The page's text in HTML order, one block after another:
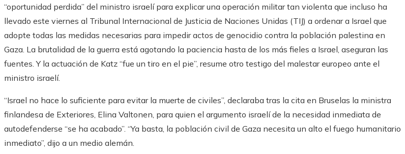
“oportunidad perdida” del ministro israelí para explicar una operación militar tan violenta que incluso ha
llevado este viernes al Tribunal Internacional de Justicia de Naciones Unidas (TIJ) a ordenar a Israel que
adopte todas las medidas necesarias para impedir actos de genocidio contra la población palestina en
Gaza. La brutalidad de la guerra está agotando la paciencia hasta de los más fieles a Israel, aseguran las
fuentes. Y la actuación de Katz “fue un tiro en el pie”, resume otro testigo del malestar europeo ante el
ministro israelí.
“Israel no hace lo suficiente para evitar la muerte de civiles”, declaraba tras la cita en Bruselas la ministra
finlandesa de Exteriores, Elina Valtonen, para quien el argumento israelí de la necesidad inmediata de
autodefenderse “se ha acabado”. “Ya basta, la población civil de Gaza necesita un alto el fuego humanitario
inmediato”, dijo a un medio alemán.